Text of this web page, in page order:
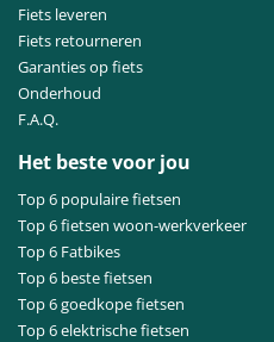
Fiets leveren
Fiets retourneren
Garanties op fiets
Onderhoud
F.A.Q.
Het beste voor jou
Top 6 populaire fietsen
Top 6 fietsen woon-werkverkeer
Top 6 Fatbikes
Top 6 beste fietsen
Top 6 goedkope fietsen
Top 6 elektrische fietsen